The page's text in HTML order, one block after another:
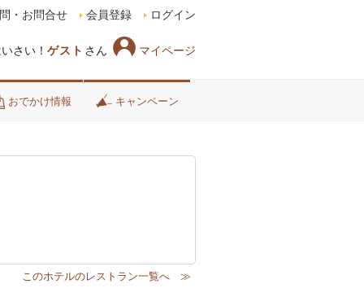
さい！ ゲスト さん マイページ
・お問合せ 会員登録 ログイン
おでかけ情報 キャンペーン